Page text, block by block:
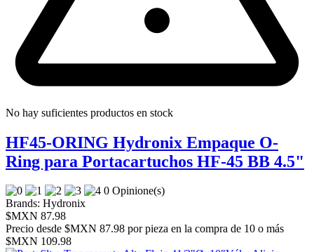
No hay suficientes productos en stock
HF45-ORING Hydronix Empaque O-
Ring para Portacartuchos HF-45 BB 4.5"
0 Opinione(s)
Brands: Hydronix
$MXN 87.98
Precio desde $MXN 87.98 por pieza en la compra de 10 o más
$MXN 109.98